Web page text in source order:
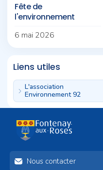
Fête de
l'environnement
6 mai 2026
Liens utiles
L'association
Environnement 92
Nous contacter